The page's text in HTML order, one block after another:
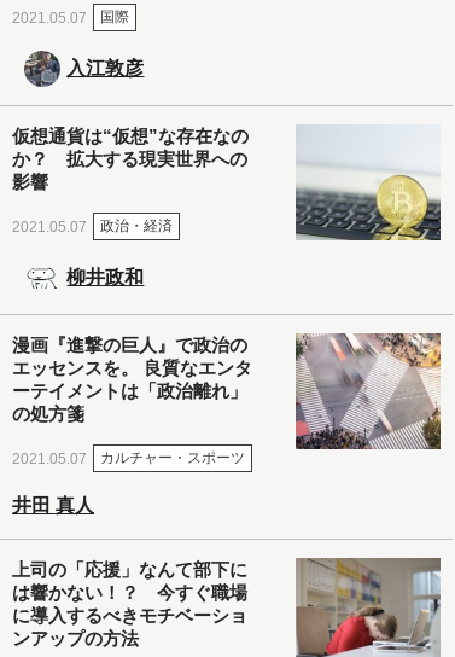
2021.05.07 国際
入江敦彦
仮想通貨は“仮想”な存在なの
か？ 拡大する現実世界への
影響
2021.05.07 政治・経済
柳井政和
漫画『進撃の巨人』で政治の
エッセンスを。 良質なエンタ
ーテイメントは「政治離れ」
の処方箋
2021.05.07 カルチャー・スポーツ
井田 真人
上司の「応援」なんて部下に
は響かない！？ 今すぐ職場
に導入するべきモチベーショ
ンアップの方法